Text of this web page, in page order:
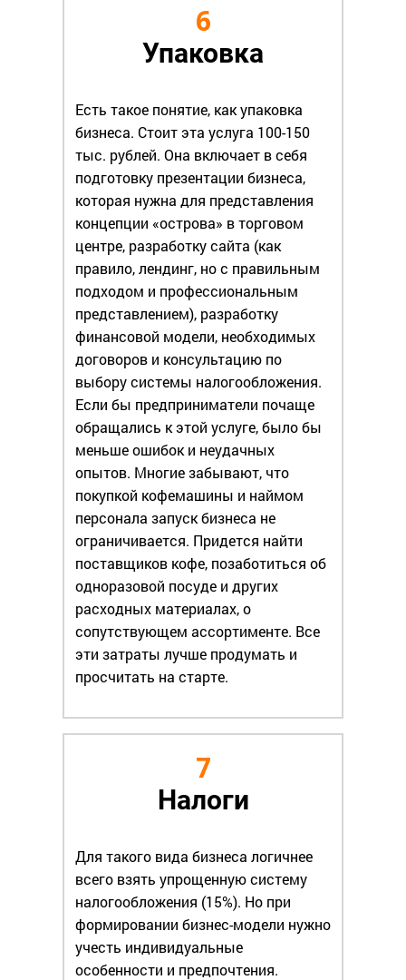
6
Упаковка
Есть такое понятие, как упаковка
бизнеса. Стоит эта услуга 100-150
тыс. рублей. Она включает в себя
подготовку презентации бизнеса,
которая нужна для представления
концепции «острова» в торговом
центре, разработку сайта (как
правило, лендинг, но с правильным
подходом и профессиональным
представлением), разработку
финансовой модели, необходимых
договоров и консультацию по
выбору системы налогообложения.
Если бы предприниматели почаще
обращались к этой услуге, было бы
меньше ошибок и неудачных
опытов. Многие забывают, что
покупкой кофемашины и наймом
персонала запуск бизнеса не
ограничивается. Придется найти
поставщиков кофе, позаботиться об
одноразовой посуде и других
расходных материалах, о
сопутствующем ассортименте. Все
эти затраты лучше продумать и
просчитать на старте.
7
Налоги
Для такого вида бизнеса логичнее
всего взять упрощенную систему
налогообложения (15%). Но при
формировании бизнес-модели нужно
учесть индивидуальные
особенности и предпочтения.